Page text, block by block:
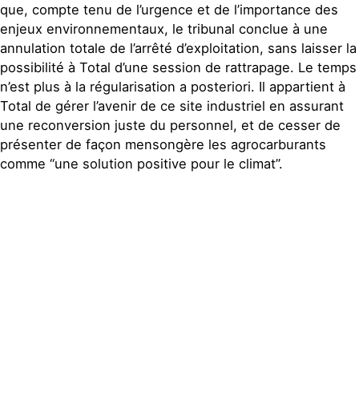
que, compte tenu de l’urgence et de l’importance des
enjeux environnementaux, le tribunal conclue à une
annulation totale de l’arrêté d’exploitation, sans laisser la
possibilité à Total d’une session de rattrapage. Le temps
n’est plus à la régularisation a posteriori. Il appartient à
Total de gérer l’avenir de ce site industriel en assurant
une reconversion juste du personnel, et de cesser de
présenter de façon mensongère les agrocarburants
comme “une solution positive pour le climat”.